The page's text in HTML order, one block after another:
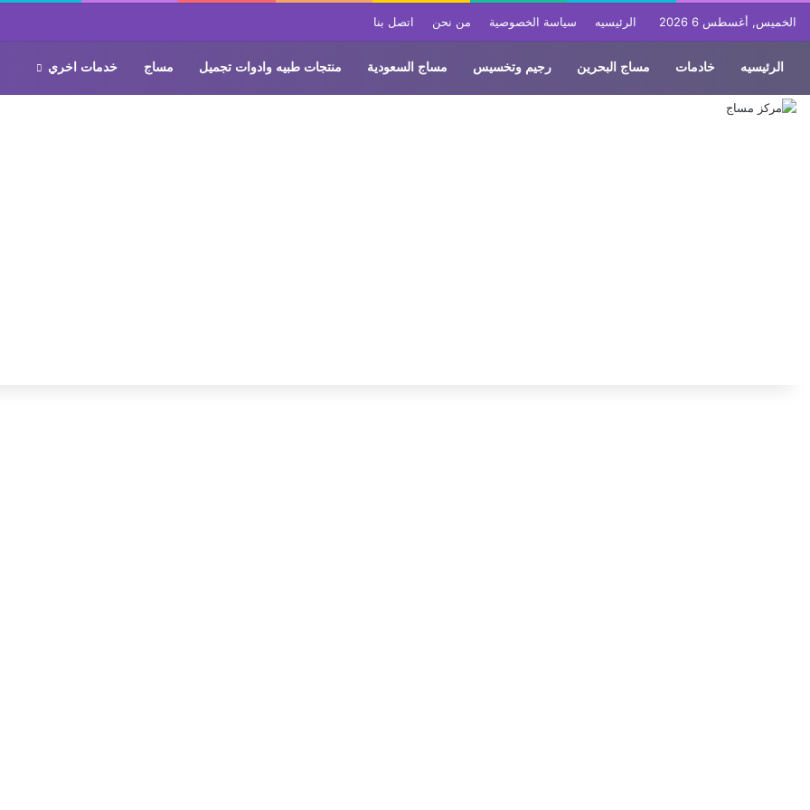
الخميس, أغسطس 6 2026 الرئيسيه سياسة الخصوصية من نحن اتصل بنا
الرئيسيه خادمات مساج البحرين رجيم وتخسيس مساج السعودية منتجات طبيه وادوات تجميل مساج خدمات اخري